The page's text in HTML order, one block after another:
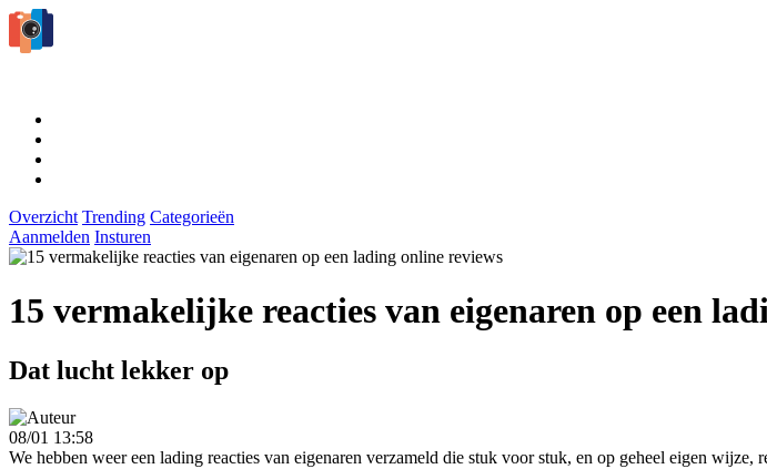
Overzicht Trending Categorieën
Aanmelden Insturen
15 vermakelijke reacties van eigenaren op een
Dat lucht lekker op
08/01 13:58
We hebben weer een lading reacties van eigenaren verzameld die stuk voor stuk, en op geheel eigen